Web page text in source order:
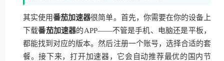
其实使用番茄加速器很简单。首先，你需要在你的设备上
下载番茄加速器的APP——不管是手机、电脑还是平板，
都能找到对应的版本。然后注册一个账号，选择合适的套
餐。接下来，打开加速器，它会自动推荐最优的国内节